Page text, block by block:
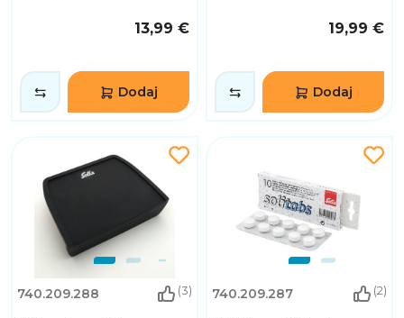
13,99 €
Dodaj
19,99 €
Dodaj
740.209.288 (3) 740.209.287 (2)